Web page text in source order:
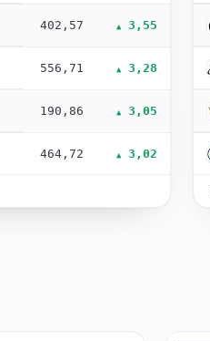
402,57 ▲3,55
556,71 ▲3,28
190,86 ▲3,05
464,72 ▲3,02